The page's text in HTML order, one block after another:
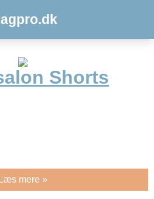
Shorts
Læs mere »